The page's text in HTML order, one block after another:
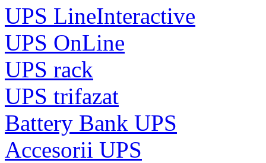
UPS LineInteractive
UPS OnLine
UPS rack
UPS trifazat
Battery Bank UPS
Accesorii UPS